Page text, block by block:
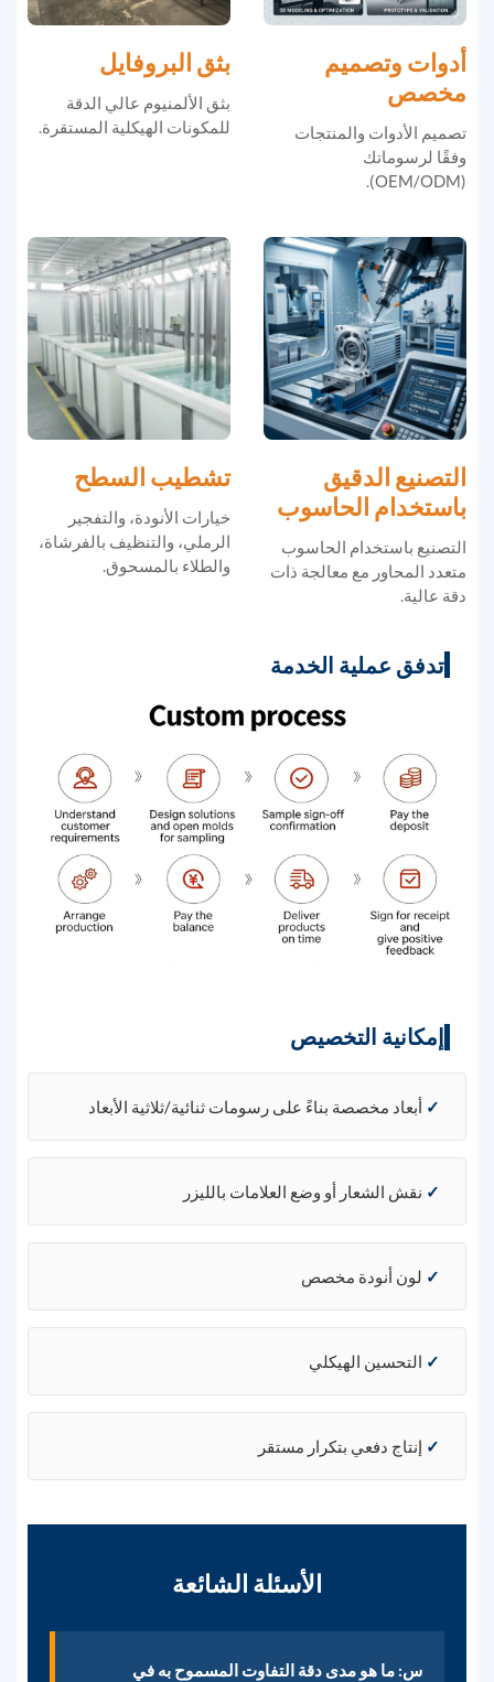
أدوات وتصميم
مخصص
تصميم الأدوات والمنتجات
وفقًا لرسوماتك
(OEM/ODM).
بثق البروفايل
بثق الألمنيوم عالي الدقة
للمكونات الهيكلية المستقرة.
التصنيع الدقيق
باستخدام الحاسوب
التصنيع باستخدام الحاسوب
متعدد المحاور مع معالجة ذات
دقة عالية.
تشطيب السطح
خيارات الأنودة، والتفجير
الرملي، والتنظيف بالفرشاة،
والطلاء بالمسحوق.
تدفق عملية الخدمة
إمكانية التخصيص
✓ أبعاد مخصصة بناءً على رسومات ثنائية/ثلاثية الأبعاد
✓ نقش الشعار أو وضع العلامات بالليزر
✓ لون أنودة مخصص
✓ التحسين الهيكلي
✓ إنتاج دفعي بتكرار مستقر
الأسئلة الشائعة
س: ما هو مدى دقة التفاوت المسموح به في